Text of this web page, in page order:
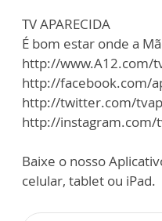
TV APARECIDA
É bom estar onde a
http://www.A12.com/
http://facebook.com/
http://twitter.com/
http://instagram.com/
Baixe o nosso
celular, tablet ou iPad.